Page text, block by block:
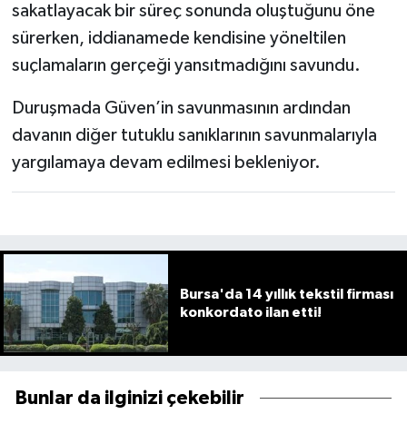
sakatlayacak bir süreç sonunda oluştuğunu öne
sürerken, iddianamede kendisine yöneltilen
suçlamaların gerçeği yansıtmadığını savundu.
Duruşmada Güven’in savunmasının ardından
davanın diğer tutuklu sanıklarının savunmalarıyla
yargılamaya devam edilmesi bekleniyor.
Bursa'da 14 yıllık tekstil firması
konkordato ilan etti!
Bunlar da ilginizi çekebilir